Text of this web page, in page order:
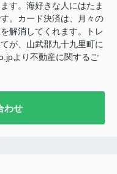
す。海好きな人にはたま
。カード決済は、月々の
解消してくれます。トレ
が、山武郡九十九里町に
より不動産に関するご
わせ